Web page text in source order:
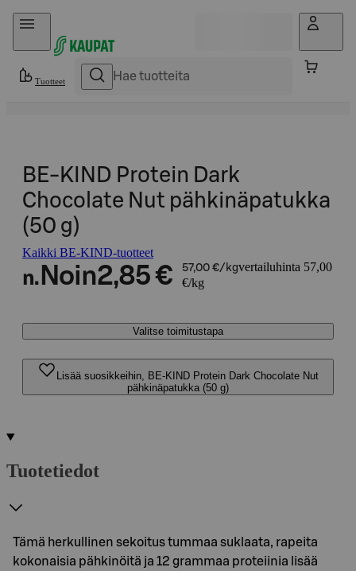
Hyppää sisältöön
Tuotteet
BE-KIND Protein Dark
Chocolate Nut pähkinäpatukka
(50 g)
Kaikki BE-KIND-tuotteet
n. Noin2,85 € 57,00 €/kgvertailuhinta 57,00
€/kg
Valitse toimitustapa
Lisää suosikkeihin, BE-KIND Protein Dark Chocolate Nut
pähkinäpatukka (50 g)
Tuotetiedot
Tämä herkullinen sekoitus tummaa suklaata, rapeita
kokonaisia pähkinöitä ja 12 grammaa proteiinia lisää